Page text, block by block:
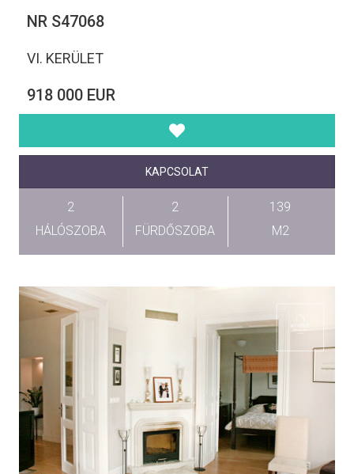
NR S47068
VI. KERÜLET
918 000 EUR
KAPCSOLAT
2
HÁLÓSZOBA
2
FÜRDŐSZOBA
139
M2